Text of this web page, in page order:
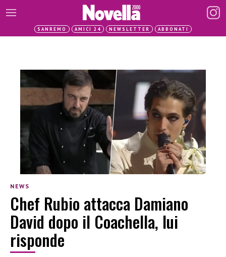
SANREMO AMICI 24 NEWSLETTER ABBONATI
NEWS
Chef Rubio attacca Damiano
David dopo il Coachella, lui
risponde